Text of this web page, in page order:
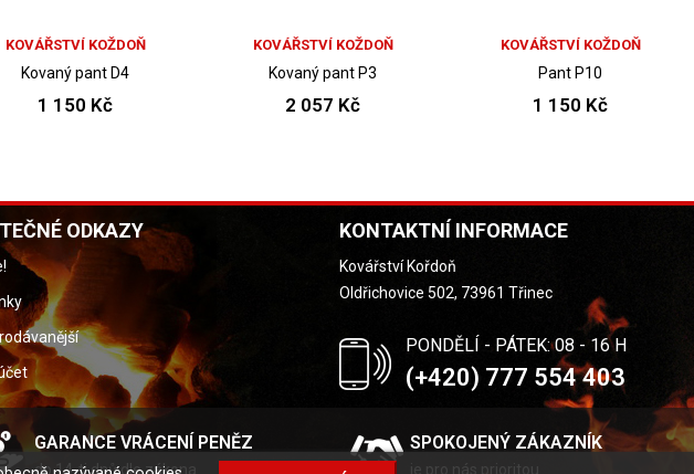
KOVÁŘSTVÍ KOŽDOŇ
Kovaný pant D4
1 150 Kč
KOVÁŘSTVÍ KOŽDOŇ
Kovaný pant P3
2 057 Kč
KOVÁŘSTVÍ KOŽDOŇ
Pant P10
1 150 Kč
ODKAZY KONTAKTNÍ INFORMACE
Kovářství Kořdoň
Oldřichovice 502, 73961 Třinec
PONDĚLÍ - PÁTEK: 08 - 16 H
(+420) 777 554 403
GARANCE VRÁCENÍ PENĚZ
do 14-ti dnů dle zákona
SPOKOJENÝ ZÁKAZNÍK
je pro nás prioritou